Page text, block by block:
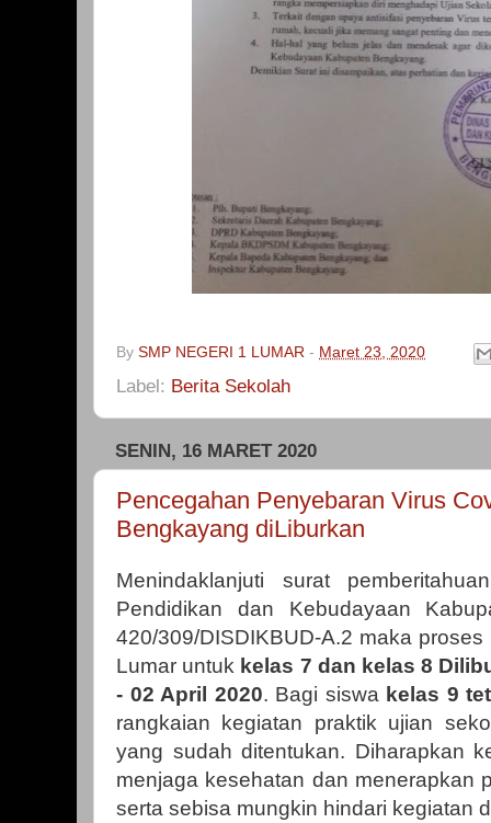
By SMP NEGERI 1 LUMAR - Maret 23, 2020
Label: Berita Sekolah
SENIN, 16 MARET 2020
Pencegahan Penyebaran Virus
Bengkayang diLiburkan
Menindaklanjuti surat
Pendidikan dan Kebudayaan
420/309/DISDIKBUD-A.2 maka
Lumar untuk kelas 7 dan kelas 8
- 02 April 2020. Bagi siswa kelas 9
rangkaian kegiatan praktik ujian
yang sudah ditentukan. Diharapkan
menjaga kesehatan dan menerapkan
serta sebisa mungkin hindari kegiatan